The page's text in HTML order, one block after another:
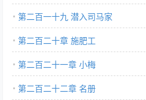
第二百一十九 潜入司马家
第二百二十章 施肥工
第二百二十一章 小梅
第二百二十二章 名册